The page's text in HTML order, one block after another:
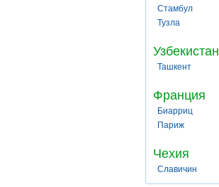
Стамбул
Тузла
Узбекистан
Ташкент
Франция
Биарриц
Париж
Чехия
Славичин